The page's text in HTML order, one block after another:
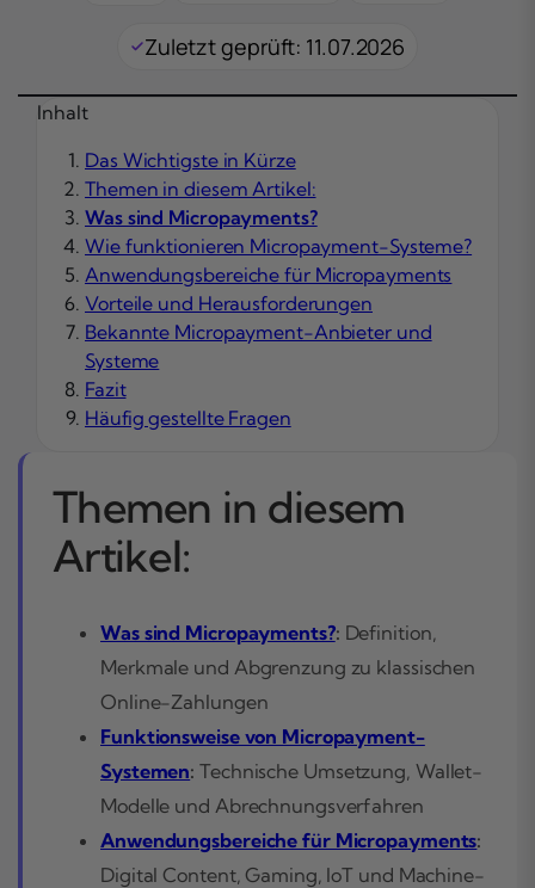
Zuletzt geprüft: 11.07.2026
Inhalt
Das Wichtigste in Kürze
Themen in diesem Artikel:
Was sind Micropayments?
Wie funktionieren Micropayment-Systeme?
Anwendungsbereiche für Micropayments
Vorteile und Herausforderungen
Bekannte Micropayment-Anbieter und
Systeme
Fazit
Häufig gestellte Fragen
Themen in diesem
Artikel:
Was sind Micropayments?: Definition,
Merkmale und Abgrenzung zu klassischen
Online-Zahlungen
Funktionsweise von Micropayment-
Systemen: Technische Umsetzung, Wallet-
Modelle und Abrechnungsverfahren
Anwendungsbereiche für Micropayments:
Digital Content, Gaming, IoT und Machine-